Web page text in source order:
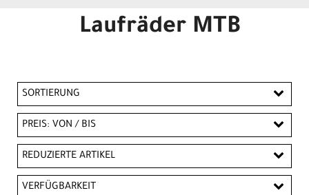
Laufräder MTB
SORTIERUNG
PREIS: VON / BIS
EUR
REDUZIERTE ARTIKEL
Reduzierte Artikel
VERFÜGBARKEIT